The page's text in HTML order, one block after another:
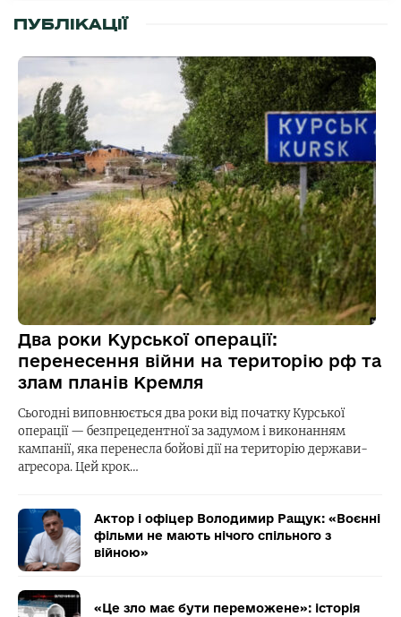
ПУБЛІКАЦІЇ
Два роки Курської операції:
перенесення війни на територію рф та
злам планів Кремля
Сьогодні виповнюється два роки від початку Курської
операції — безпрецедентної за задумом і виконанням
кампанії, яка перенесла бойові дії на територію держави-
агресора. Цей крок…
Актор і офіцер Володимир Ращук: «Воєнні
фільми не мають нічого спільного з
війною»
«Це зло має бути переможене»: історія